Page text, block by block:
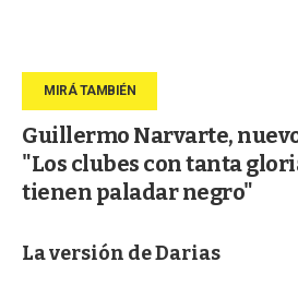
Guillermo Narvarte,
"Los clubes con tanta
tienen paladar negro"
La versión de Darias